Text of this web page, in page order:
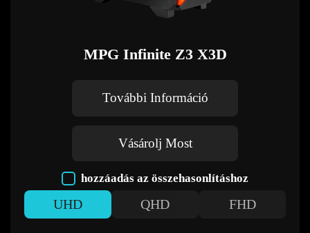
MPG Infinite Z3 X3D
További Információ
Vásárolj Most
hozzáadás az összehasonlításhoz
UHD QHD FHD